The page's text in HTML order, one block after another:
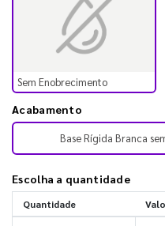
Sem Enobrecimento
Acabamento
Base Rígida Branca
Escolha a quantidade
Quantidade